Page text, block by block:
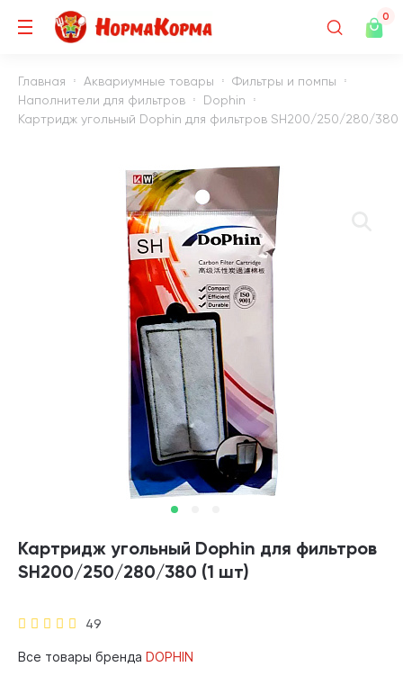
0
Главная Аквариумные товары
Фильтры и помпы
Наполнители для фильтров
Dophin
Картридж угольный Dophin для фильтров SH200/250/280/380
Картридж угольный Dophin для фильтров
SH200/250/280/380 (1 шт)
49
Все товары бренда DOPHIN